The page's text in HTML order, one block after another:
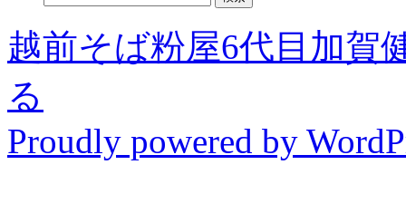
越前そば粉屋6代目加賀
る
Proudly powered by